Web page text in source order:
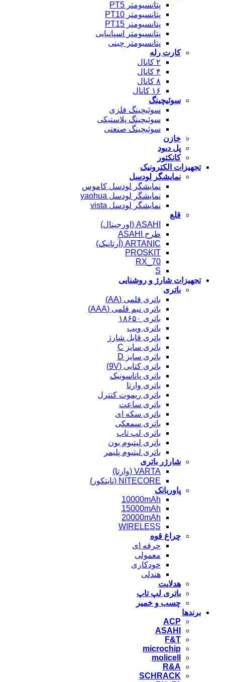
پتانسیومتر PT5
پتانسیومتر PT10
پتانسیومتر PT15
پتانسیومتر اسپانیایی
پتانسیومتر چینی
کارت رله
۲ کانال
۴ کانال
۸ کانال
۱۶ کانال
سوئیچینگ
سوئیچینگ فلزی
سوئیچینگ پلاستیکی
سوئیچینگ صنعتی
خازن
پل دیود
کانکتور
تجهیزات الکترونیک
نمایشگر لودسل
نمایشگر لودسل کاموس
نمایشگر لودسل yaohua
نمایشگر لودسل vista
قلع
ASAHI (اورجینال)
طرح ASAHI
ARTANIC (آرتانیک)
PROSKIT
RX_70
S
تجهیزات شارژ و روشنایی
باتری
باتری قلمی (AA)
باتری نیم قلمی (AAA)
باتری ۱۸۶۵۰
باتری ویپ
باتری قابل شارژ
باتری سایز C
باتری سایز D
باتری کتابی (9V)
باتری پاناسونیک
باتری وارتا
باتری ریموت کنترل
باتری ساعت
باتری سکه ای
باتری سمعکی
باتری لپ تاپ
باتری لیتیوم یون
باتری لیتیوم پلیمر
شارژر باتری
VARTA (وارتا)
NITECORE (نایتکور)
پاوربانک
10000mAh
15000mAh
20000mAh
WIRELESS
چراغ قوه
حرفه ای
معمولی
خودکاری
هندلی
هدلایت
باتری لپ تاپ
چسب و خمیر
برندها
ACP
ASAHI
F&T
microchip
molicell
R&A
SCHRACK